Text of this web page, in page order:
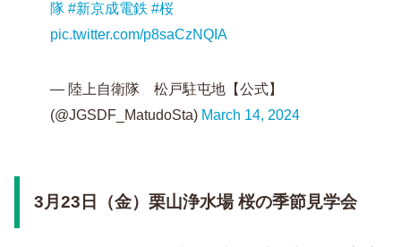
隊 #新京成電鉄 #桜
pic.twitter.com/p8saCzNQIA
— 陸上自衛隊 松戸駐屯地【公式】
(@JGSDF_MatudoSta) March 14, 2024
3月23日（金）栗山浄水場 桜の季節見学会